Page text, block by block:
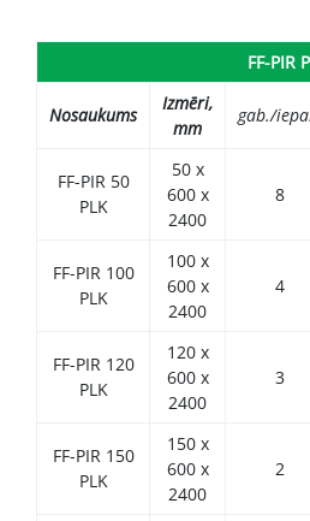
FF-PIR
Nosaukums
Izmēri,
mm
gab./
FF-PIR 50
PLK
50 x
600 x
2400
8
FF-PIR 100
PLK
100 x
600 x
2400
4
FF-PIR 120
PLK
120 x
600 x
2400
3
FF-PIR 150
PLK
150 x
600 x
2400
2